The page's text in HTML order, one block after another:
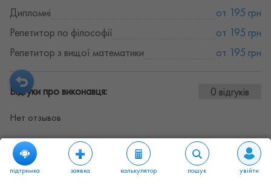
Дипломні
от 195 грн
Репетитор по філософії
от 195 грн
Репетитор з вищої математики
от 195 грн
Відгуки про виконавця: 0 відгуків
Нет отзывов
підтримка заявка калькулятор пошук увійти